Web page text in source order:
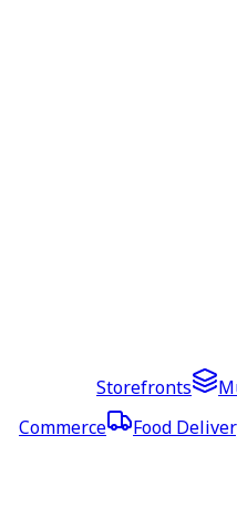
Storefronts
Commerce
Food